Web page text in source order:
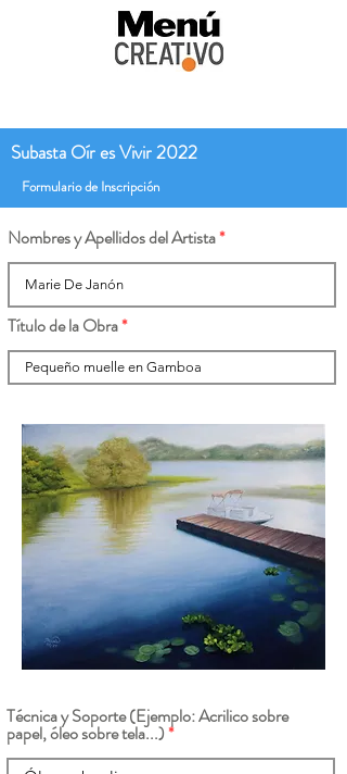
Subasta Oír es Vivir 2022
Formulario de Inscripción
Nombres y Apellidos del Artista
Título de la Obra
Técnica y Soporte (Ejemplo: Acrilico sobre
papel, óleo sobre tela...)